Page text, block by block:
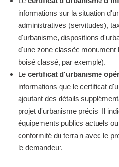
informations sur la situation
administratives (servitudes),
d'urbanisme, dispositions
d'une zone classée monument
boisé classé, par exemple).
Le certificat d'urbanisme
informations que le certificat
ajoutant des détails
projet d'urbanisme précis. Il
équipements publics actuels
conformité du terrain avec le
le demandeur.